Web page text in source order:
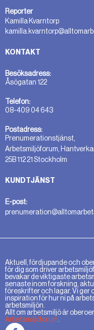
Reporter
Kamilla Kvarntorp
KONTAKT
Besöksadress:
Åsögatan 122
Telefon:
08-409 04 643
Postadress:
Prenumerationstjänst,
Arbetsmiljöforum,
25B 112 21 Stockholm
KUNDTJÄNST
E-post:
Aktuell, fördjupande och
för dig som driver
bevakar de viktigaste
senaste inom forskning,
föreskrifter och lagar. Vi ger
inspiration för hur ni på
arbetsmiljön.
Allt om arbetsmiljö är
Arbetsmiljöforum